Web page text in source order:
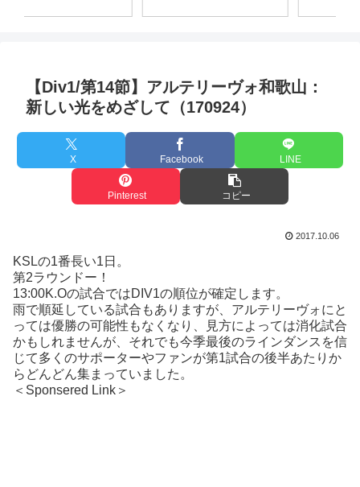
【Div1/第14節】アルテリーヴォ和歌山：
新しい光をめざして（170924）
X Facebook LINE
Pinterest コピー
2017.10.06
KSLの1番長い1日。
第2ラウンドー！
13:00K.Oの試合ではDIV1の順位が確定します。
雨で順延している試合もありますが、アルテリーヴォにと
っては優勝の可能性もなくなり、見方によっては消化試合
かもしれませんが、それでも今季最後のラインダンスを信
じて多くのサポーターやファンが第1試合の後半あたりか
らどんどん集まっていました。
＜Sponsered Link＞